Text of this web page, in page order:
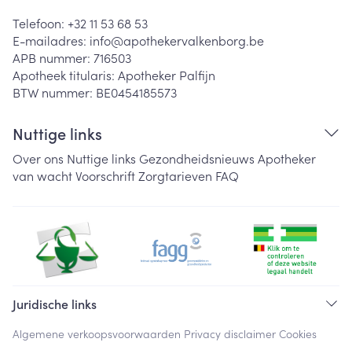
Telefoon: +32 11 53 68 53
E-mailadres: info@apothekervalkenborg.be
APB nummer: 716503
Apotheek titularis: Apotheker Palfijn
BTW nummer: BE0454185573
Nuttige links
Over ons Nuttige links Gezondheidsnieuws Apotheker
van wachtVoorschriftZorgtarieven FAQ
Juridische links
Algemene verkoopsvoorwaarden Privacy disclaimer Cookies